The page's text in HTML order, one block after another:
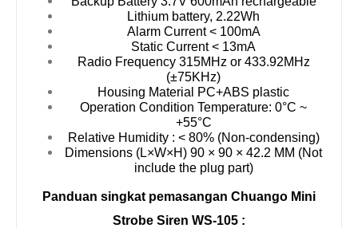
Lithium battery, 2.22Wh
Alarm Current < 100mA
Static Current < 13mA
Radio Frequency 315MHz or 433.92MHz
(±75KHz)
Housing Material PC+ABS plastic
Operation Condition Temperature: 0°C ~
+55°C
Relative Humidity : < 80% (Non-condensing)
Dimensions (L×W×H) 90 × 90 × 42.2 MM (Not
include the plug part)
Panduan singkat pemasangan Chuango Mini
Strobe Siren WS-105 :